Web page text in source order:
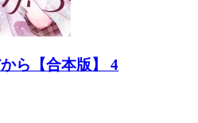
ら【合本版】 4